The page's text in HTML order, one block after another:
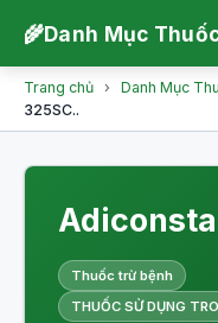
🌾Danh Mục
Trang chủ › Danh Mục
325SC..
Thuốc trừ bệnh
THUỐC SỬ DỤNG